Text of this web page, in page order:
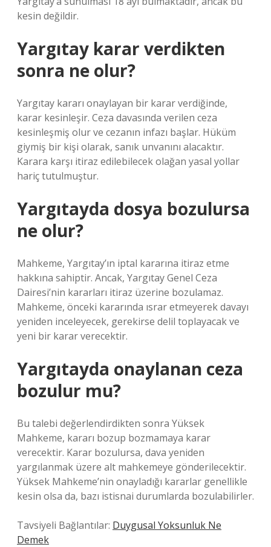
kesin değildir.
Yargıtay karar verdikten
sonra ne olur?
Yargıtay kararı onaylayan bir karar verdiğinde,
karar kesinleşir. Ceza davasında verilen ceza
kesinleşmiş olur ve cezanın infazı başlar. Hüküm
giymiş bir kişi olarak, sanık unvanını alacaktır.
Karara karşı itiraz edilebilecek olağan yasal yollar
hariç tutulmuştur.
Yargıtayda dosya bozulursa
ne olur?
Mahkeme, Yargıtay’ın iptal kararına itiraz etme
hakkına sahiptir. Ancak, Yargıtay Genel Ceza
Dairesi’nin kararları itiraz üzerine bozulamaz.
Mahkeme, önceki kararında ısrar etmeyerek davayı
yeniden inceleyecek, gerekirse delil toplayacak ve
yeni bir karar verecektir.
Yargıtayda onaylanan ceza
bozulur mu?
Bu talebi değerlendirdikten sonra Yüksek
Mahkeme, kararı bozup bozmamaya karar
verecektir. Karar bozulursa, dava yeniden
yargılanmak üzere alt mahkemeye gönderilecektir.
Yüksek Mahkeme’nin onayladığı kararlar genellikle
kesin olsa da, bazı istisnai durumlarda bozulabilirler.
Tavsiyeli Bağlantılar: Duygusal Yoksunluk Ne
Demek